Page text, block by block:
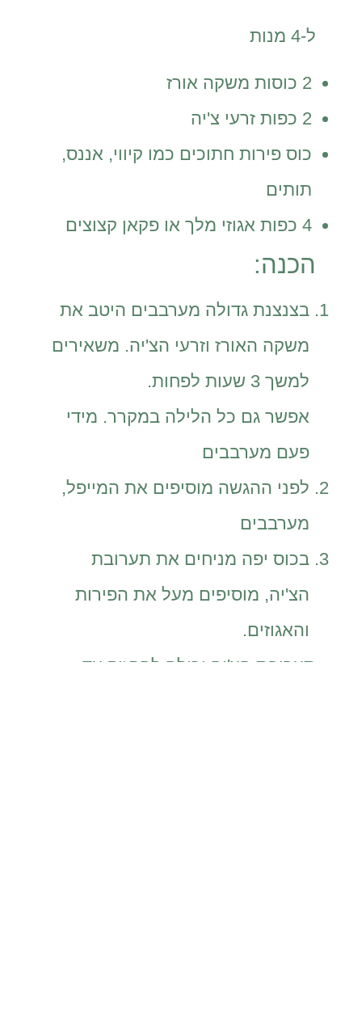
ל-4 מנות
2 כוסות משקה אורז
2 כפות זרעי צ'יה
כוס פירות חתוכים כמו קיווי, אננס,
תותים
4 כפות אגוזי מלך או פקאן קצוצים
הכנה:
בצנצנת גדולה מערבבים היטב את
משקה האורז וזרעי הצ'יה. משאירים
למשך 3 שעות לפחות.
אפשר גם כל הלילה במקרר. מידי
פעם מערבבים
לפני ההגשה מוסיפים את המייפל,
מערבבים
בכוס יפה מניחים את תערובת
הצ'יה, מוסיפים מעל את הפירות
והאגוזים.
תערובת הצ'יה יכולה להחזיק עד